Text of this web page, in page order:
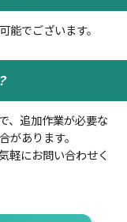
能でございます。
、追加作業が必要な
があります。
軽にお問い合わせく